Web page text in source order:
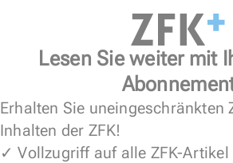
Lesen Sie weiter mit
Erhalten Sie uneingeschränkten
Inhalten der ZFK!
✓ Vollzugriff auf alle ZFK-